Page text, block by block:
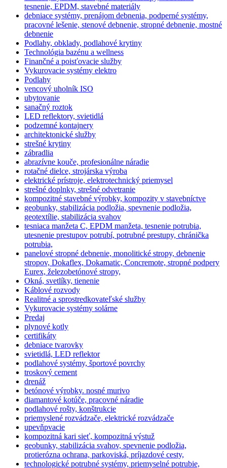
tesnenie, EPDM, stavebné materiály
debniace systémy, prenájom debnenia, podperné systémy,
pracovné lešenie, stenové debnenie, stropné debnenie, mostné
debnenie
Podlahy, obklady, podlahové krytiny
Technológia bazénu a wellness
Finančné a poisťovacie služby
Vykurovacie systémy elektro
Podlahy
vencový uholník ISO
ubytovanie
sanačný roztok
LED reflektory, svietidlá
podzemné kontajnery
architektonické služby
strešné krytiny
zábradlia
abrazívne kouče, profesionálne náradie
rotačné dielce, strojárska výroba
elektrické prístroje, elektrotechnický priemysel
strešné doplnky, strešné odvetranie
kompozitné stavebné výrobky, kompozity v stavebníctve
geobunky, stabilizácia podložia, spevnenie podložia,
geotextílie, stabilizácia svahov
tesniaca manžeta C, EPDM manžeta, tesnenie potrubia,
utesnenie prestupov potrubí, potrubné prestupy, chránička
potrubia,
panelové stropné debnenie, monolitické stropy, debnenie
stropov, Dokaflex, Dokamatic, Concremote, stropné podpery
Eurex, železobetónové stropy,
Okná, svetlíky, tienenie
Káblové rozvody
Realitné a sprostredkovateľské služby
Vykurovacie systémy solárne
Predaj
plynové kotly
certifikáty
debniace tvarovky
svietidlá, LED reflektor
podlahové systémy, športové povrchy
troskový cement
drenáž
betónové výrobky. nosné murivo
diamantové kotúče, pracovné náradie
podlahové rošty, konštrukcie
priemyslené rozvádzače, elektrické rozvádzače
upevňpvacie
kompozitná kari sieť, kompozitná výstuž
geobunky, stabilizácia svahov, spevnenie podložia,
protierózna ochrana, parkoviská, príjazdové cesty,
technologické potrubné systémy, priemyselné potrubie,